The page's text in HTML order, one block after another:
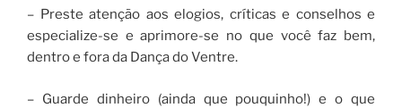
– Preste atenção aos elogios, críticas e conselhos e
especialize-se e aprimore-se no que você faz bem,
dentro e fora da Dança do Ventre.
– Guarde dinheiro (ainda que pouquinho!) e o que